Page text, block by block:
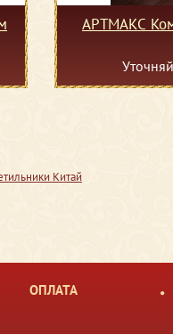
АРТМАКС
Китай
ОПЛАТА